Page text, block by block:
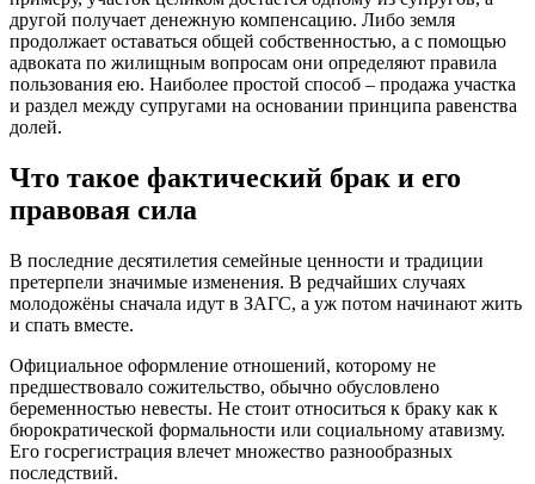
другой получает денежную компенсацию. Либо земля
продолжает оставаться общей собственностью, а с помощью
адвоката по жилищным вопросам они определяют правила
пользования ею. Наиболее простой способ – продажа участка
и раздел между супругами на основании принципа равенства
долей.
Что такое фактический брак и его
правовая сила
В последние десятилетия семейные ценности и традиции
претерпели значимые изменения. В редчайших случаях
молодожёны сначала идут в ЗАГС, а уж потом начинают жить
и спать вместе.
Официальное оформление отношений, которому не
предшествовало сожительство, обычно обусловлено
беременностью невесты. Не стоит относиться к браку как к
бюрократической формальности или социальному атавизму.
Его госрегистрация влечет множество разнообразных
последствий.